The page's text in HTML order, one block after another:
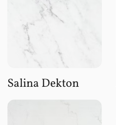
Salina Dekton